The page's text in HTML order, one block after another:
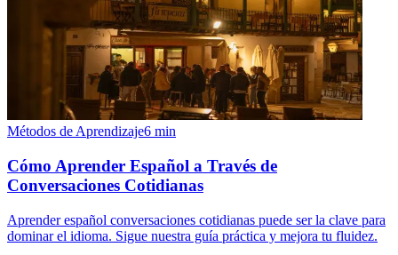
Métodos de Aprendizaje6 min
Cómo Aprender Español a Través de
Conversaciones Cotidianas
Aprender español conversaciones cotidianas puede ser la clave para
dominar el idioma. Sigue nuestra guía práctica y mejora tu fluidez.